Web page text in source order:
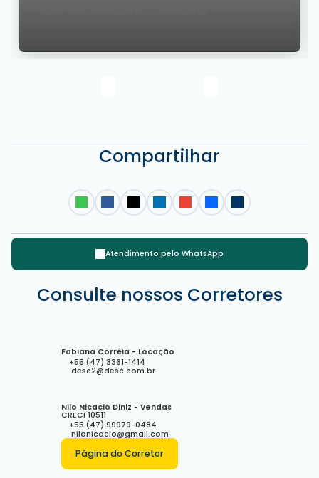
Camboriú, Santa Catarina, Brasil
Compartilhar
Atendimento pelo WhatsApp
Consulte nossos Corretores
Fabiana Corrêia - Locação
+55 (47) 3361-1414
desc2@desc.com.br
Nilo Nicacio Diniz - Vendas
CRECI 10511
+55 (47) 99979-0484
nilonicacio@gmail.com
Página do Corretor